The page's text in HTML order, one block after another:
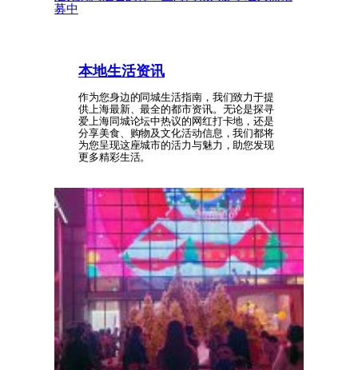
募中
本地生活资讯
作为您身边的同城生活指南，我们致力于提
供上海最新、最全的都市资讯。无论是探寻
爱上海同城论坛中热议的网红打卡地，还是
分享美食、购物及文化活动信息，我们都将
为您呈现这座城市的活力与魅力，助您发现
更多精彩生活。